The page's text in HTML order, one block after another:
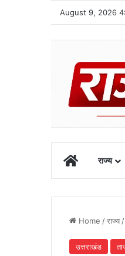
August 9, 2026
Homeराज्य
Home /राज्य /
उत्तराखंड